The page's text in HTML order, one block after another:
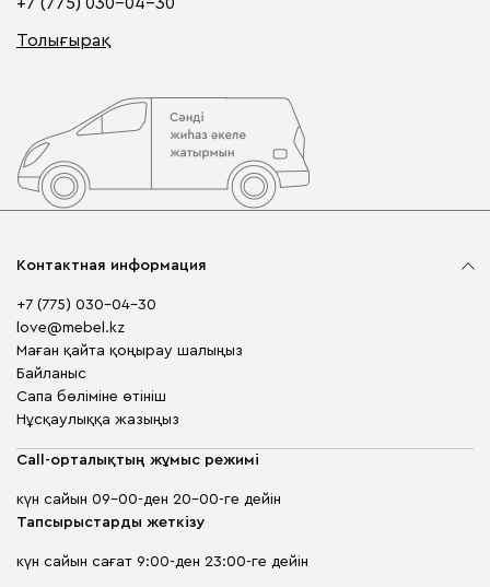
Толығырақ
Контактная информация
+7 (775) 030-04-30
love@mebel.kz
Маған қайта қоңырау шалыңыз
Байланыс
Сапа бөліміне өтініш
Нұсқаулыққа жазыңыз
Call-орталықтың жұмыс режимі
күн сайын 09-00-ден 20-00-ге дейін
Тапсырыстарды жеткізу
күн сайын сағат 9:00-ден 23:00-ге дейін